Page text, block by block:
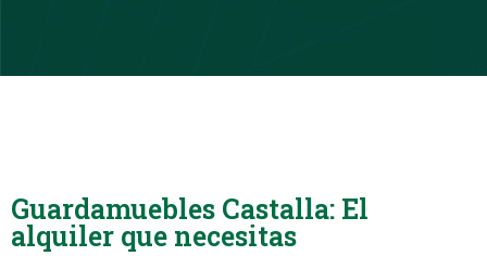
Guardamuebles Castalla: El
alquiler que necesitas